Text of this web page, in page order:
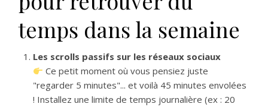
temps dans la semaine
Les scrolls passifs sur les réseaux sociaux
Ce petit moment où vous pensiez juste
"regarder 5 minutes"... et voilà 45 minutes envolées
! Installez une limite de temps journalière (ex : 20